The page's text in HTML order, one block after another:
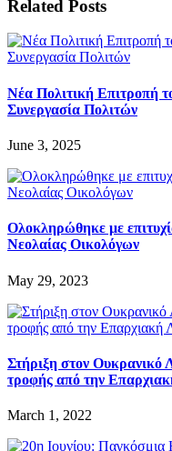
Related Posts
Νέα Πολιτική Επιτροπή
Συνεργασία Πολιτών
June 3, 2025
Ολοκληρώθηκε με
Νεολαίας Οικολόγων
May 29, 2023
Στήριξη στον Ουκρανικό
τροφής από την
March 1, 2022